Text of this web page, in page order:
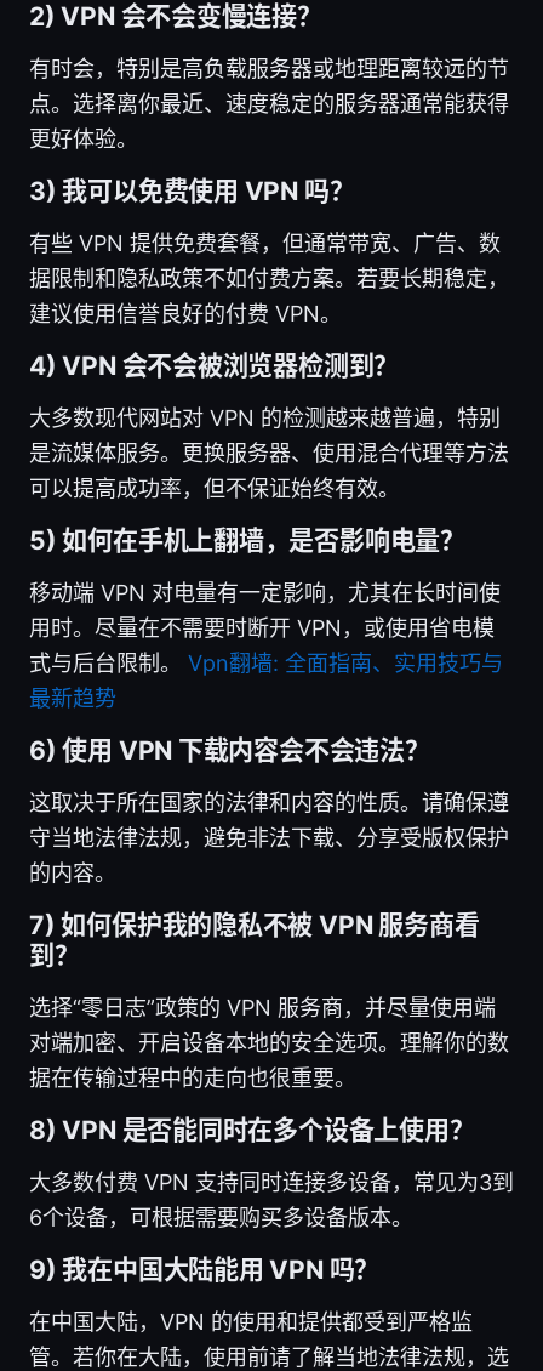
2) VPN 会不会变慢连接？
有时会，特别是高负载服务器或地理距离较远的节
点。选择离你最近、速度稳定的服务器通常能获得
更好体验。
3) 我可以免费使用 VPN 吗？
有些 VPN 提供免费套餐，但通常带宽、广告、数
据限制和隐私政策不如付费方案。若要长期稳定，
建议使用信誉良好的付费 VPN。
4) VPN 会不会被浏览器检测到？
大多数现代网站对 VPN 的检测越来越普遍，特别
是流媒体服务。更换服务器、使用混合代理等方法
可以提高成功率，但不保证始终有效。
5) 如何在手机上翻墙，是否影响电量？
移动端 VPN 对电量有一定影响，尤其在长时间使
用时。尽量在不需要时断开 VPN，或使用省电模
式与后台限制。 Vpn翻墙: 全面指南、实用技巧与
最新趋势
6) 使用 VPN 下载内容会不会违法？
这取决于所在国家的法律和内容的性质。请确保遵
守当地法律法规，避免非法下载、分享受版权保护
的内容。
7) 如何保护我的隐私不被 VPN 服务商看
到？
选择“零日志”政策的 VPN 服务商，并尽量使用端
对端加密、开启设备本地的安全选项。理解你的数
据在传输过程中的走向也很重要。
8) VPN 是否能同时在多个设备上使用？
大多数付费 VPN 支持同时连接多设备，常见为3到
6个设备，可根据需要购买多设备版本。
9) 我在中国大陆能用 VPN 吗？
在中国大陆，VPN 的使用和提供都受到严格监
管。若你在大陆，使用前请了解当地法律法规，选